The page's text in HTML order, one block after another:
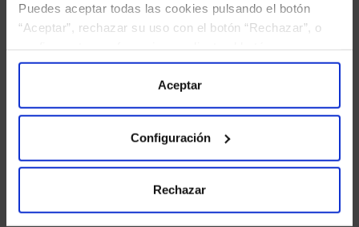
Puedes aceptar todas las cookies pulsando el botón
“Aceptar”, rechazar su uso con el botón “Rechazar”, o
“Configuración”. Consulta nuestraPolítica
para más información.
Aceptar
Configuración
Rechazar
He leído